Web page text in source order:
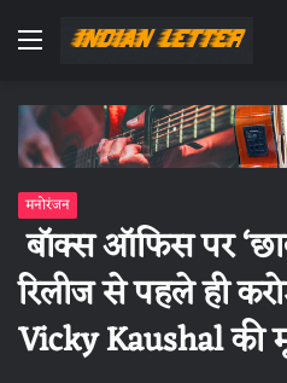
Menu
मनोरंजन
बॉक्स ऑफिस पर
रिलीज से पहले ही
Vicky Kaushal की